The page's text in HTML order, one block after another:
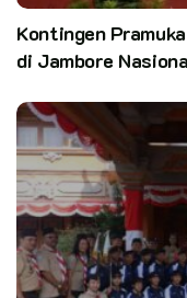
Kontingen
di Jambore